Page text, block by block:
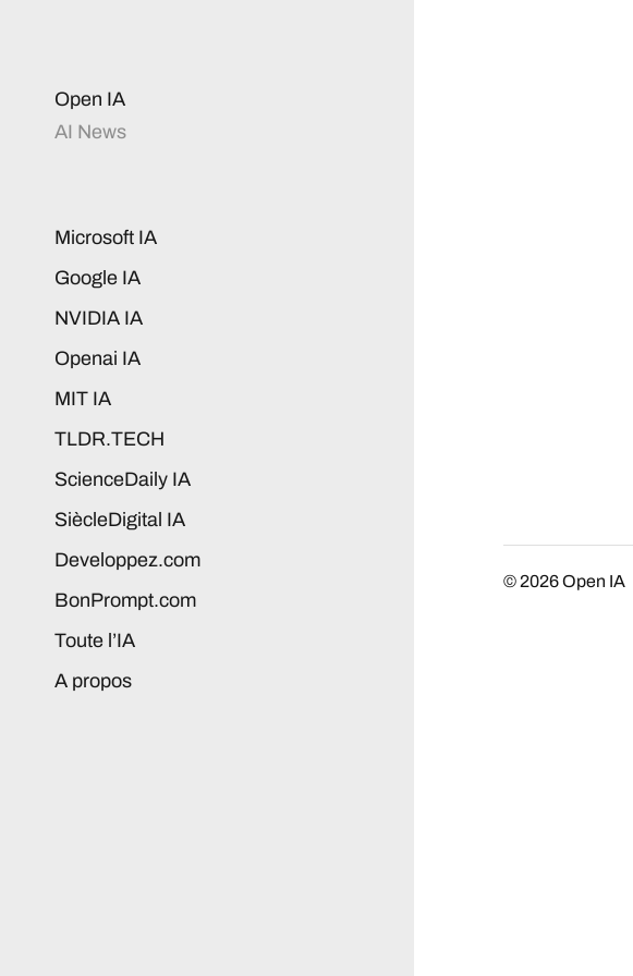
Open IA
AI News
Microsoft IA
Google IA
NVIDIA IA
Openai IA
MIT IA
TLDR.TECH
ScienceDaily IA
SiècleDigital IA
Developpez.com
BonPrompt.com
Toute l’IA
A propos
© 2026Open IA